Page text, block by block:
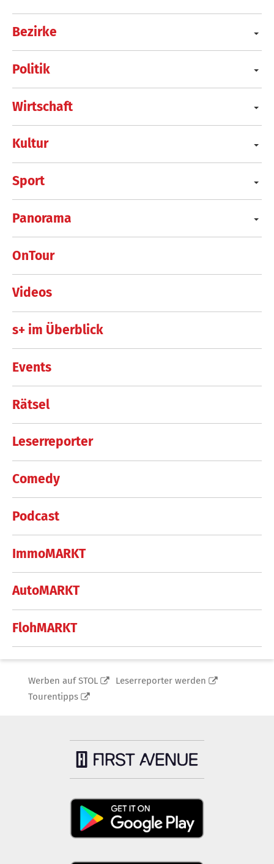
Bezirke
Politik
Wirtschaft
Kultur
Sport
Panorama
OnTour
Videos
s+ im Überblick
Events
Rätsel
Leserreporter
Comedy
Podcast
ImmoMARKT
AutoMARKT
FlohMARKT
Werben auf STOL
Leserreporter werden
Tourentipps